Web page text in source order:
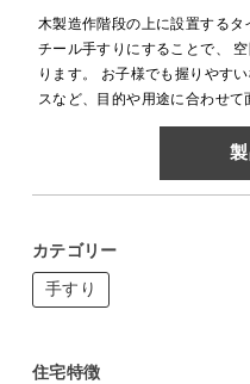
木製造作階段の上に設置する
チール手すりにすることで、
ります。 お子様でも握りやす
スなど、目的や用途に合わせて
カテゴリー
手すり
住宅特徴